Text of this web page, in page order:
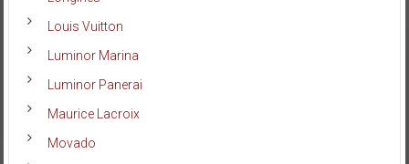
Louis Vuitton
Luminor Marina
Luminor Panerai
Maurice Lacroix
Movado